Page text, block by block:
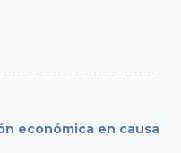
económica en causa